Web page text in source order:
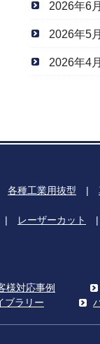
2026年6
2026年5
2026年4
各種工業用抜型 |
| レーザーカット
様対応事例
ブラリー